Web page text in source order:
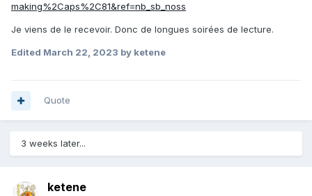
making%2Caps%2C81&ref=nb_sb_noss
Je viens de le recevoir. Donc de longues soirées de lecture.
Edited March 22, 2023 by ketene
Quote
3 weeks later...
ketene